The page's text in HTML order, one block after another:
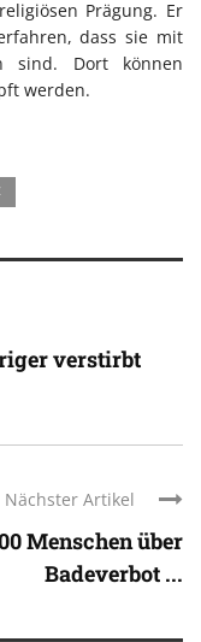
Prägung. Er
dass sie mit
sind. Dort können
werden.
verstirbt
Nächster Artikel
Menschen über
Badeverbot ...